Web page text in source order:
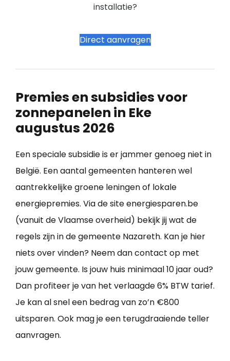
installatie?
Direct aanvragen
Premies en subsidies voor
zonnepanelen in Eke
augustus 2026
Een speciale subsidie is er jammer genoeg niet in
België. Een aantal gemeenten hanteren wel
aantrekkelijke groene leningen of lokale
energiepremies. Via de site energiesparen.be
(vanuit de Vlaamse overheid) bekijk jij wat de
regels zijn in de gemeente Nazareth. Kan je hier
niets over vinden? Neem dan contact op met
jouw gemeente. Is jouw huis minimaal 10 jaar oud?
Dan profiteer je van het verlaagde 6% BTW tarief.
Je kan al snel een bedrag van zo’n €800
uitsparen. Ook mag je een terugdraaiende teller
aanvragen.